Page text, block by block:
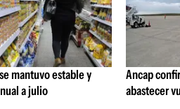
mantuvo estable y
a julio
Ancap
abastecer